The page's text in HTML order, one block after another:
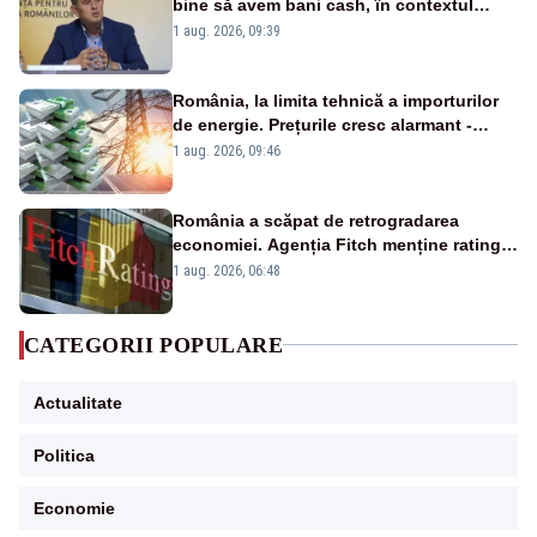
bine să avem bani cash, în contextul
alertei energetice?
1 aug. 2026, 09:39
România, la limita tehnică a importurilor
de energie. Prețurile cresc alarmant -
Analiză Realitatea Plus
1 aug. 2026, 09:46
România a scăpat de retrogradarea
economiei. Agenția Fitch menține ratingul
„BBB-” cu perspectivă negativă
1 aug. 2026, 06:48
CATEGORII POPULARE
Actualitate
Politica
Economie